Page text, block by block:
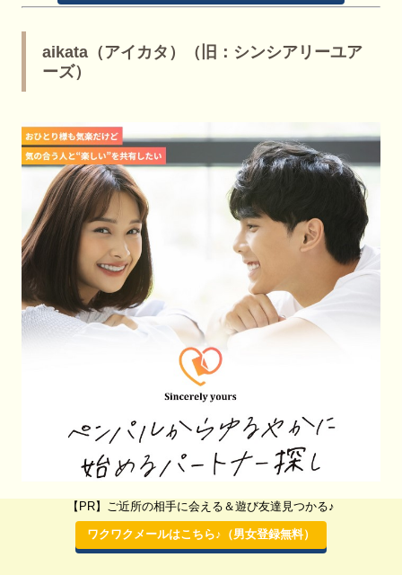
aikata（アイカタ）（旧：シンシアリーユア
ーズ）
口コミ：aikata（アイカタ）（旧：シンシアリーユアーズ）
【PR】ご近所の相手に会える＆遊び友達見つかる♪
ワクワクメールはこちら♪（男女登録無料）